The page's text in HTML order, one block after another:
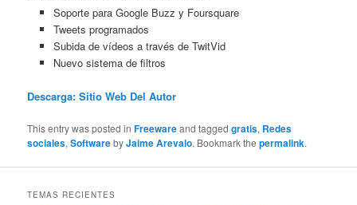
Soporte para Google Buzz y Foursquare
Tweets programados
Subida de vídeos a través de TwitVid
Nuevo sistema de filtros
Descarga: Sitio Web Del Autor
This entry was posted inFreewareand taggedgratis, Redes
sociales,SoftwarebyJaime Arevalo. Bookmark thepermalink.
TEMAS RECIENTES